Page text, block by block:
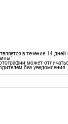
в течение 14
может
без